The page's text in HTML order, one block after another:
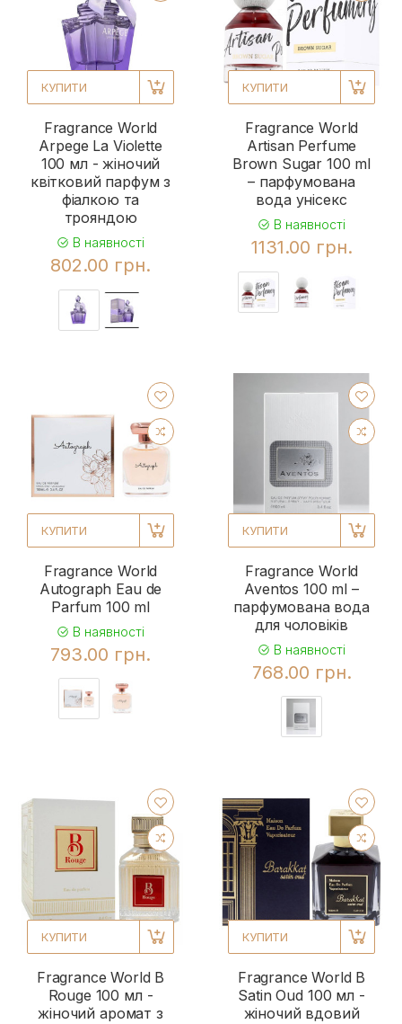
КУПИТИ
Fragrance World
Arpege La Violette
100 мл - жіночий
квітковий парфум з
фіалкою та
трояндою
В наявності
802.00 грн.
КУПИТИ
Fragrance World
Artisan Perfume
Brown Sugar 100 ml
– парфумована
вода унісекс
В наявності
1131.00 грн.
КУПИТИ
Fragrance World
Autograph Eau de
Parfum 100 ml
В наявності
793.00 грн.
КУПИТИ
Fragrance World
Aventos 100 ml –
парфумована вода
для чоловіків
В наявності
768.00 грн.
КУПИТИ
Fragrance World B
Rouge 100 мл -
жіночий аромат з
КУПИТИ
Fragrance World B
Satin Oud 100 мл -
жіночий вдовий